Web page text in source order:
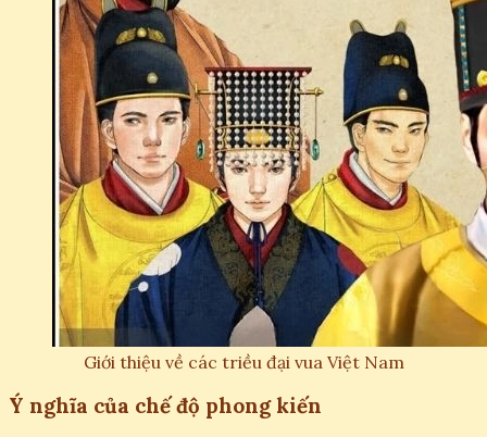
Giới thiệu về các triều đại vua Việt Nam
Ý nghĩa của chế độ phong kiến